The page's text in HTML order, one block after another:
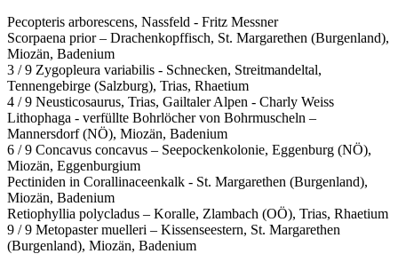
Pecopteris arborescens, Nassfeld - Fritz Messner
Scorpaena prior – Drachenkopffisch, St. Margarethen (Burgenland),
Miozän, Badenium
3 / 9 Zygopleura variabilis - Schnecken, Streitmandeltal,
Tennengebirge (Salzburg), Trias, Rhaetium
4 / 9 Neusticosaurus, Trias, Gailtaler Alpen - Charly Weiss
Lithophaga - verfüllte Bohrlöcher von Bohrmuscheln –
Mannersdorf (NÖ), Miozän, Badenium
6 / 9 Concavus concavus – Seepockenkolonie, Eggenburg (NÖ),
Miozän, Eggenburgium
Pectiniden in Corallinaceenkalk - St. Margarethen (Burgenland),
Miozän, Badenium
Retiophyllia polycladus – Koralle, Zlambach (OÖ), Trias, Rhaetium
9 / 9 Metopaster muelleri – Kissenseestern, St. Margarethen
(Burgenland), Miozän, Badenium